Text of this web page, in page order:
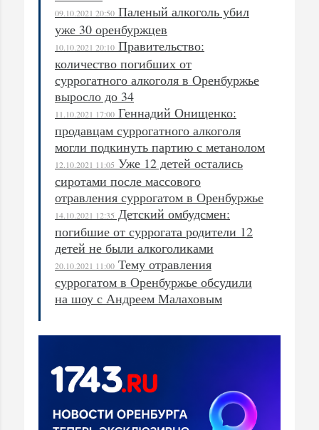
09.10.2021 20:50 Паленый алкоголь убил
уже 30 оренбуржцев
10.10.2021 20:10 Правительство:
количество погибших от
суррогатного алкоголя в Оренбуржье
выросло до 34
11.10.2021 17:00 Геннадий Онищенко:
продавцам суррогатного алкоголя
могли подкинуть партию с метанолом
12.10.2021 11:05 Уже 12 детей остались
сиротами после массового
отравления суррогатом в Оренбуржье
14.10.2021 12:35 Детский омбудсмен:
погибшие от суррогата родители 12
детей не были алкоголиками
20.10.2021 11:00 Тему отравления
суррогатом в Оренбуржье обсудили
на шоу с Андреем Малаховым